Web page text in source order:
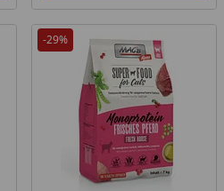
-29%